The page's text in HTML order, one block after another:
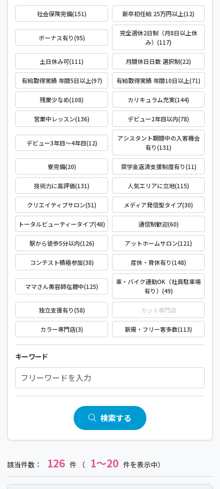
社会保険完備(151) 新卒初任給 25万円以上(12)
ボーナス有り(95)
完全週休2日制（月8日以上休
み）(117)
土日休み可(111) 月間休日日数 選択制(22)
有給取得実績 年間5日以上(97) 有給取得実績 年間10日以上(71)
残業少なめ(108) カリキュラム充実(144)
営業中レッスン(136) デビュー2年目以内(78)
デビュー3年目～4年目(12)
アシスタント期間中の入客機会
有り(131)
寮完備(20) 奨学金返済支援制度有り(11)
技術力に高評価(131) 人気エリアに立地(115)
クリエイティブサロン(51) メディア発信型タイプ(30)
トータルビューティータイプ(48) 通信制歓迎(60)
駅から徒歩5分以内(126) アットホームサロン(121)
コンテスト積極参加(38) 産休・育休有り(148)
ママさん美容師在籍中(125)
車・バイク通勤OK（社員駐車場
有り）(49)
独立支援有り(58) カット専門店
カラー専門店(3) 新規・フリー客多数(113)
キーワード
検索する
該当件数： 126 件 （ 1～20 件を表示中）